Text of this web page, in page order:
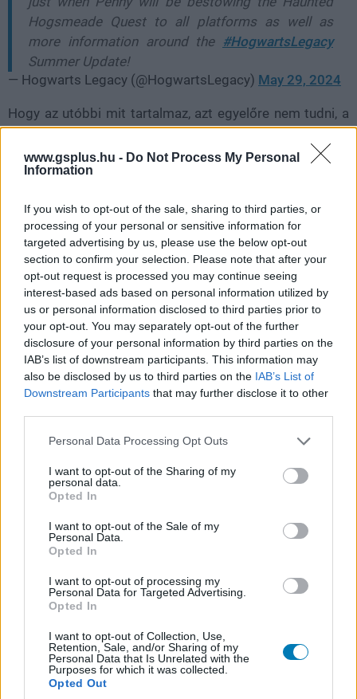
www.gsplus.hu - Do Not Process My Personal
Information
If you wish to opt-out of the sale, sharing to third parties, or
processing of your personal or sensitive information for
targeted advertising by us, please use the below opt-out
section to confirm your selection. Please note that after your
opt-out request is processed you may continue seeing
interest-based ads based on personal information utilized by
us or personal information disclosed to third parties prior to
your opt-out. You may separately opt-out of the further
disclosure of your personal information by third parties on the
IAB’s list of downstream participants. This information may
also be disclosed by us to third parties on the IAB’s List of
Downstream Participants that may further disclose it to other
Please note that this website/app uses one or more Google
not limited to your visit or usage behaviour. You may click to
grant or deny consent to Google and its third-party tags to
use your data for below specified purposes in below Google
consent section.
Personal Data Processing Opt Outs
I want to opt-out of the Sharing of my
personal data.
Opted In
I want to opt-out of the Sale of my
Personal Data.
Opted In
I want to opt-out of processing my
Personal Data for Targeted Advertising.
Opted In
I want to opt-out of Collection, Use,
Retention, Sale, and/or Sharing of my
Personal Data that Is Unrelated with the
Purposes for which it was collected.
Opted Out
Hogsmeade Quest to all platforms as well as
more information around the #HogwartsLegacy
Summer Update!
— Hogwarts Legacy (@HogwartsLegacy) May 29, 2024
Hogy az utóbbi mit tartalmaz, azt egyelőre nem tudni, a
maguktól értetődő hibajavításokon felül elsősorban
kényelmi funkciókra lehet számítani: a fotómódtól a New
Game Plus opcióig bármi elképzelhető, ám arra vajmi
kviddics.
A GS már a TikTokon is vár
Hírek, érdekességek, tippek, ajánlók, unboxing,
hardveres videók, minden, ami 1-2 percbe belefér.
Kövess minket TikTokon is!
Megnézem
hangulata – Jön a második forduló! (X)
Július végén folytatódik a balatoni strandröplabda-
sorozat.
#warner bros. games #hogwarts legacy
#harry
#j. k. rowling
Platformok: Nintendo Switch PC
PlayStation 4
PlayStation 5
Xbox One Xbox Series X